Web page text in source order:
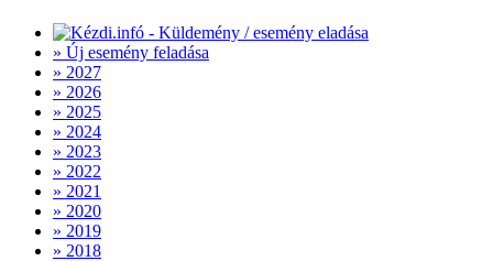
» Új esemény feladása
» 2027
» 2026
» 2025
» 2024
» 2023
» 2022
» 2021
» 2020
» 2019
» 2018